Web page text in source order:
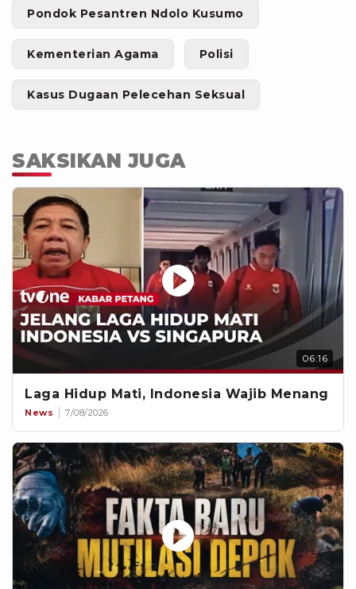
Pondok Pesantren Ndolo Kusumo
Kementerian Agama Polisi
Kasus Dugaan Pelecehan Seksual
SAKSIKAN JUGA
06:16
Laga Hidup Mati, Indonesia Wajib Menang
News 7/08/2026